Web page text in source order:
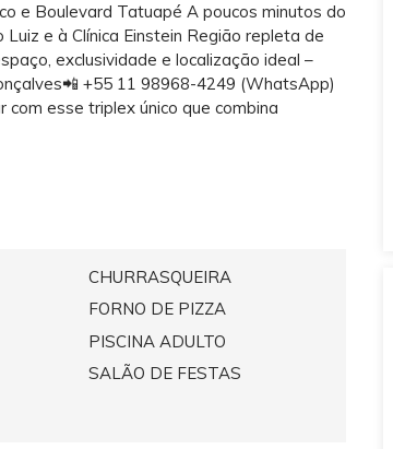
e Boulevard Tatuapé A poucos minutos do
e à Clínica Einstein Região repleta de
exclusividade e localização ideal –
+55 11 98968-4249 (WhatsApp)
esse triplex único que combina
CHURRASQUEIRA
FORNO DE PIZZA
PISCINA ADULTO
SALÃO DE FESTAS